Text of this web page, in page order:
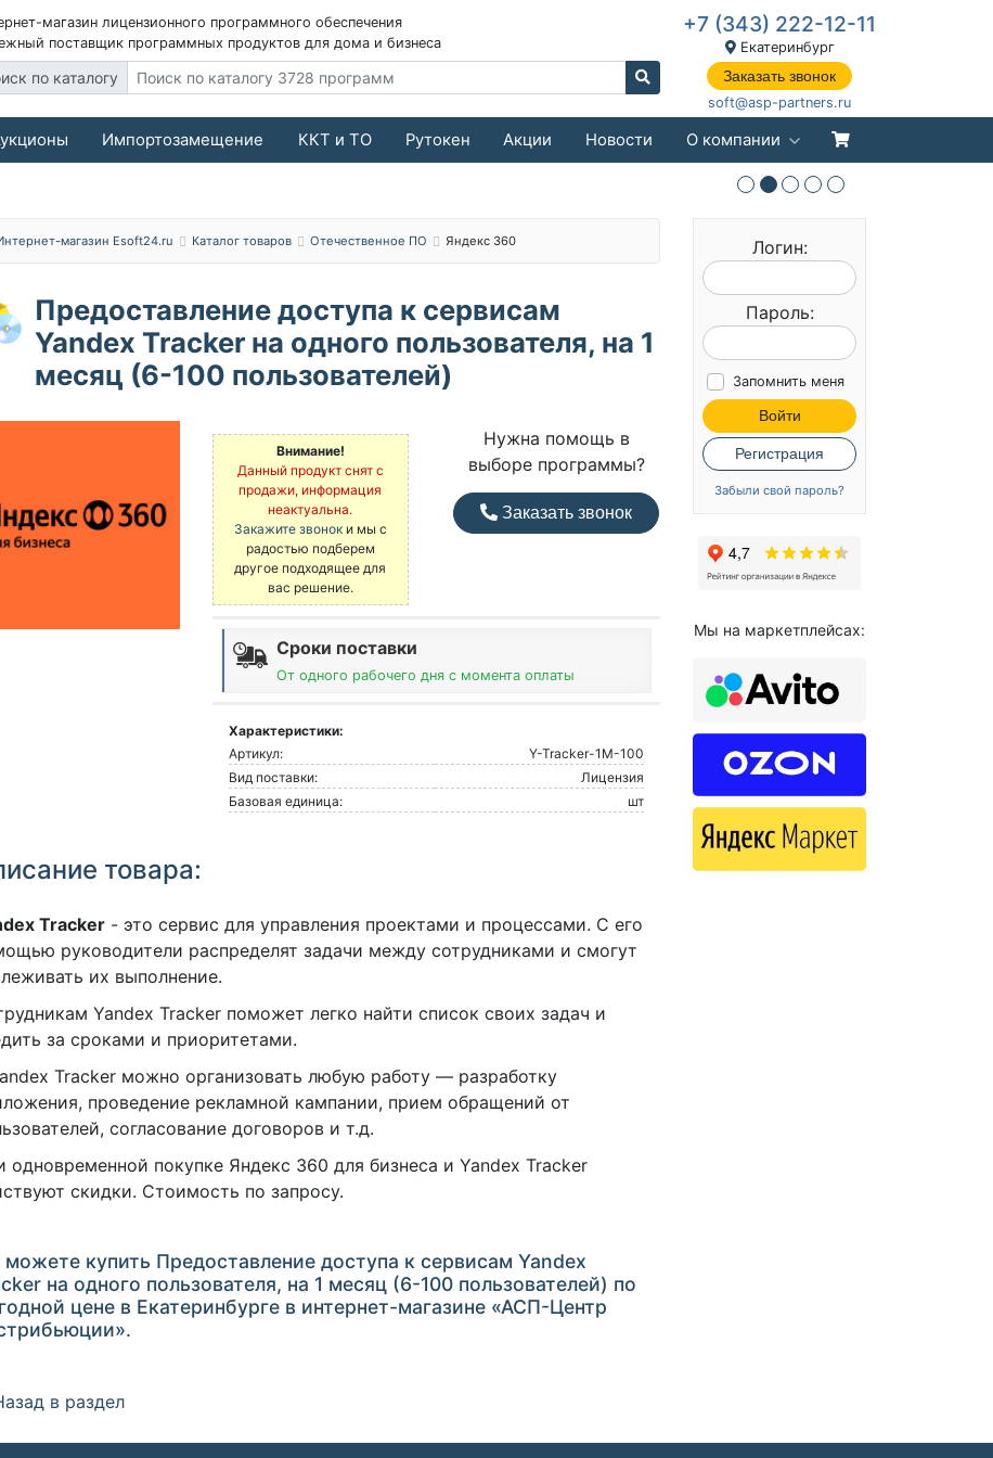
магазин лицензионного программного обеспечения
поставщик программных продуктов для дома и бизнеса
по каталогу
+7 (343) 222-12-11
Екатеринбург
Заказать звонок
soft@asp-partners.ru
Импортозамещение ККТ и ТО Рутокен Акции Новости О компании
магазин Esoft24.ru Каталог товаров Отечественное ПО Яндекс 360
Предоставление доступа к сервисам
Yandex Tracker на одного пользователя, на 1
месяц (6-100 пользователей)
Внимание!
Данный продукт снят с
продажи, информация
неактуальна.
Закажите звоноки мы с
радостью подберем
другое подходящее для
вас решение.
Нужна помощь в
выборе программы?
Заказать звонок
Сроки поставки
От одного рабочего дня с момента оплаты
Характеристики:
Артикул:
Y-Tracker-1M-100
Вид поставки:
Лицензия
Базовая единица:
шт
товара:
Tracker - это сервис для управления проектами и процессами. С его
руководители распределят задачи между сотрудниками и смогут
их выполнение.
Yandex Tracker поможет легко найти список своих задач и
за сроками и приоритетами.
Tracker можно организовать любую работу — разработку
проведение рекламной кампании, прием обращений от
согласование договоров и т.д.
одновременной покупке Яндекс 360 для бизнеса и Yandex Tracker
скидки. Стоимость по запросу.
купить Предоставление доступа к сервисам Yandex
на одного пользователя, на 1 месяц (6-100 пользователей) по
цене в Екатеринбурге в интернет-магазине «АСП-Центр
в раздел
Логин:
Пароль:
Запомнить меня
Войти
Регистрация
Забыли свой пароль?
Мы на маркетплейсах: